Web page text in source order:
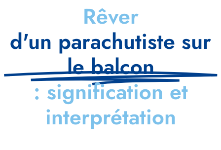
Rêver
d'un parachutiste sur
le balcon
: signification et
interprétation